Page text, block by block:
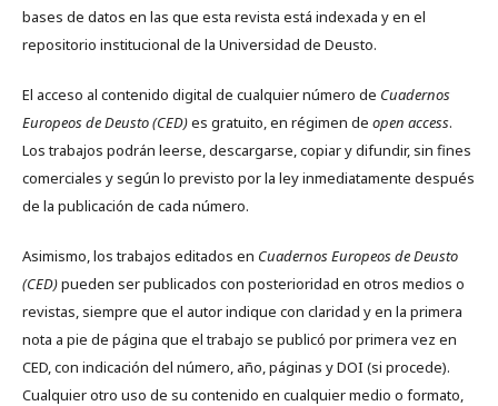
bases de datos en las que esta revista está indexada y en el
repositorio institucional de la Universidad de Deusto.
El acceso al contenido digital de cualquier número de Cuadernos
Europeos de Deusto (CED)es gratuito, en régimen de open access.
Los trabajos podrán leerse, descargarse, copiar y difundir, sin fines
comerciales y según lo previsto por la ley inmediatamente después
de la publicación de cada número.
Asimismo, los trabajos editados en Cuadernos Europeos de Deusto
(CED)pueden ser publicados con posterioridad en otros medios o
revistas, siempre que el autor indique con claridad y en la primera
nota a pie de página que el trabajo se publicó por primera vez en
CED, con indicación del número, año, páginas y DOI (si procede).
Cualquier otro uso de su contenido en cualquier medio o formato,